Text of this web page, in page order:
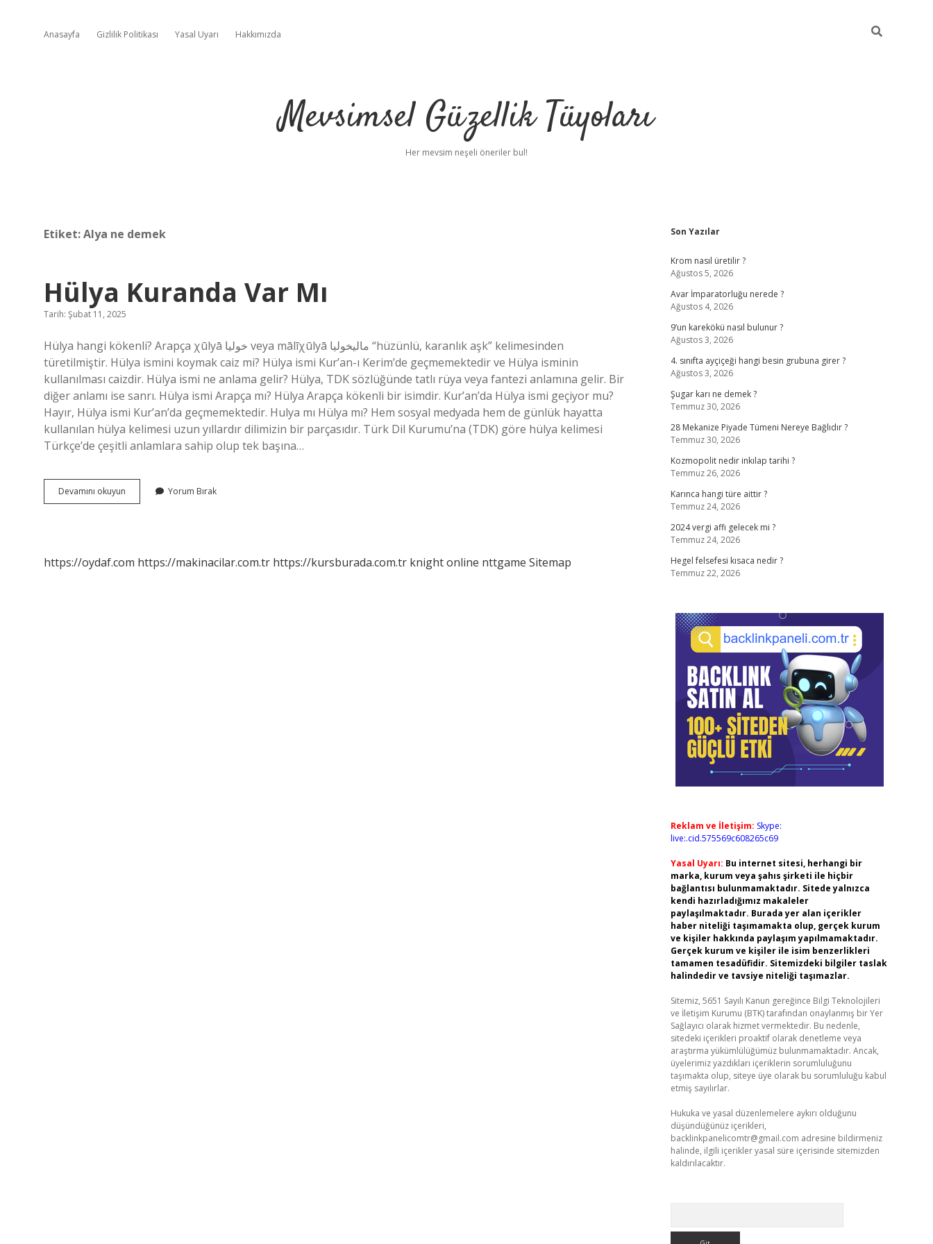
Anasayfa Gizlilik Politikası Yasal Uyarı Hakkımızda
Mevsimsel Güzellik Tüyoları
Her mevsim neşeli öneriler bul!
Etiket:Alya ne demek
Hülya Kuranda Var Mı
Tarih: Şubat 11, 2025
Hülya hangi kökenli? Arapça χūlyā خوليا veya mālīχūlyā ماليخوليا “hüzünlü, karanlık aşk” kelimesinden
türetilmiştir. Hülya ismini koymak caiz mi? Hülya ismi Kur’an-ı Kerim’de geçmemektedir ve Hülya isminin
kullanılması caizdir. Hülya ismi ne anlama gelir? Hülya, TDK sözlüğünde tatlı rüya veya fantezi anlamına gelir. Bir
diğer anlamı ise sanrı. Hülya ismi Arapça mı? Hülya Arapça kökenli bir isimdir. Kur’an’da Hülya ismi geçiyor mu?
Hayır, Hülya ismi Kur’an’da geçmemektedir. Hulya mı Hülya mı? Hem sosyal medyada hem de günlük hayatta
kullanılan hülya kelimesi uzun yıllardır dilimizin bir parçasıdır. Türk Dil Kurumu’na (TDK) göre hülya kelimesi
Türkçe’de çeşitli anlamlara sahip olup tek başına…
Devamını okuyun
Kuranda
Yorum Bırak
https://oydaf.com https://makinacilar.com.tr https://kursburada.com.tr knight online nttgame Sitemap
Sidebar
Son Yazılar
Krom nasıl üretilir ?
Ağustos 5, 2026
Avar İmparatorluğu nerede ?
Ağustos 4, 2026
9’un karekökü nasıl bulunur ?
Ağustos 3, 2026
4. sınıfta ayçiçeği hangi besin grubuna girer ?
Ağustos 3, 2026
Şugar karı ne demek ?
Temmuz 30, 2026
28 Mekanize Piyade Tümeni Nereye Bağlıdır ?
Temmuz 30, 2026
Kozmopolit nedir inkılap tarihi ?
Temmuz 26, 2026
Karınca hangi türe aittir ?
Temmuz 24, 2026
2024 vergi affı gelecek mi ?
Temmuz 24, 2026
Hegel felsefesi kısaca nedir ?
Temmuz 22, 2026
Reklam ve İletişim: Skype:
live:.cid.575569c608265c69
Yasal Uyarı: Bu internet sitesi, herhangi bir
marka, kurum veya şahıs şirketi ile hiçbir
bağlantısı bulunmamaktadır. Sitede yalnızca
kendi hazırladığımız makaleler
paylaşılmaktadır. Burada yer alan içerikler
haber niteliği taşımamakta olup, gerçek kurum
ve kişiler hakkında paylaşım yapılmamaktadır.
Gerçek kurum ve kişiler ile isim benzerlikleri
tamamen tesadüfidir. Sitemizdeki bilgiler taslak
halindedir ve tavsiye niteliği taşımazlar.
Sitemiz, 5651 Sayılı Kanun gereğince Bilgi Teknolojileri
ve İletişim Kurumu (BTK) tarafından onaylanmış bir Yer
Sağlayıcı olarak hizmet vermektedir. Bu nedenle,
sitedeki içerikleri proaktif olarak denetleme veya
araştırma yükümlülüğümüz bulunmamaktadır. Ancak,
üyelerimiz yazdıkları içeriklerin sorumluluğunu
taşımakta olup, siteye üye olarak bu sorumluluğu kabul
etmiş sayılırlar.
Hukuka ve yasal düzenlemelere aykırı olduğunu
düşündüğünüz içerikleri,
backlinkpanelicomtr@gmail.com adresine bildirmeniz
halinde, ilgili içerikler yasal süre içerisinde sitemizden
kaldırılacaktır.
hiltonbet giriş